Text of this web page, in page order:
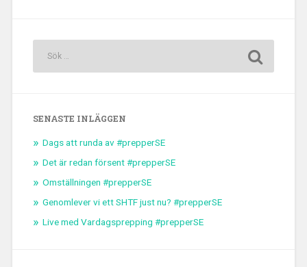
SENASTE INLÄGGEN
Dags att runda av #prepperSE
Det är redan försent #prepperSE
Omställningen #prepperSE
Genomlever vi ett SHTF just nu? #prepperSE
Live med Vardagsprepping #prepperSE